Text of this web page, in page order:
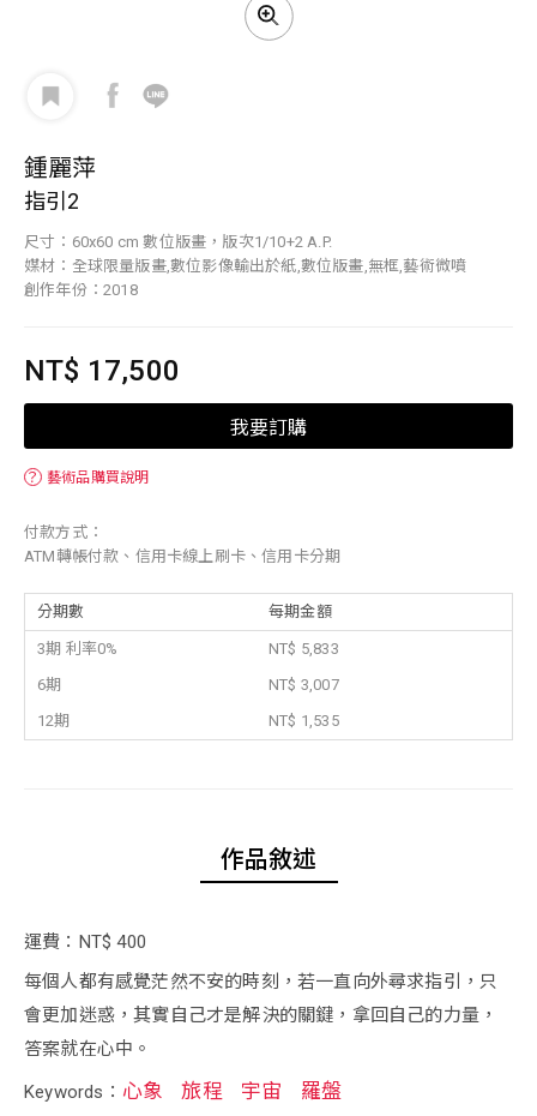
鍾麗萍
指引2
尺寸：60x60 cm 數位版畫，版次1/10+2 A.P.
媒材：全球限量版畫,數位影像輸出於紙,數位版畫,無框,藝術微噴
創作年份：2018
NT$ 17,500
我要訂購
？ 藝術品購買說明
付款方式：
ATM轉帳付款、信用卡線上刷卡、信用卡分期
分期數 每期金額
3期 利率0%
NT$ 5,833
6期
NT$ 3,007
12期
NT$ 1,535
作品敘述
運費：NT$ 400
每個人都有感覺茫然不安的時刻，若一直向外尋求指引，只
會更加迷惑，其實自己才是解決的關鍵，拿回自己的力量，
答案就在心中。
Keywords： 心象 旅程 宇宙 羅盤